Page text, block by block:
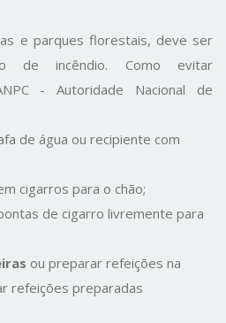
e parques florestais, deve ser
de incêndio. Como evitar
- Autoridade Nacional de
de água ou recipiente com
cigarros para o chão;
de cigarro livremente para
ou preparar refeições na
refeições preparadas